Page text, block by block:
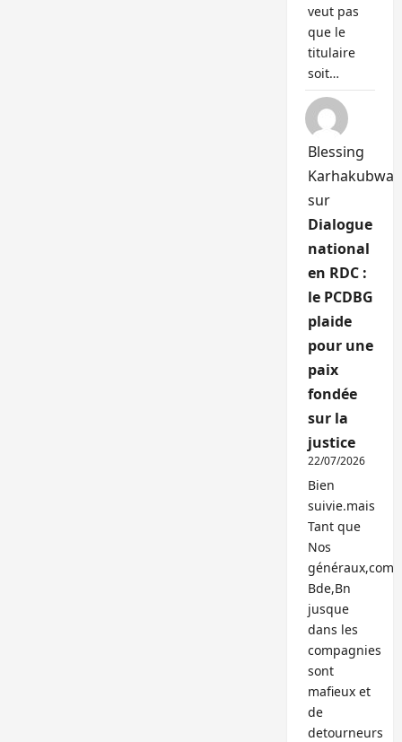
veut pas
que le
titulaire
soit…
Blessing
Karhakubwa
sur
Dialogue
national
en RDC :
le PCDBG
plaide
pour une
paix
fondée
sur la
justice
22/07/2026
Bien
suivie.mais
Tant que
Nos
généraux,com
Bde,Bn
jusque
dans les
compagnies
sont
mafieux et
de
detourneurs